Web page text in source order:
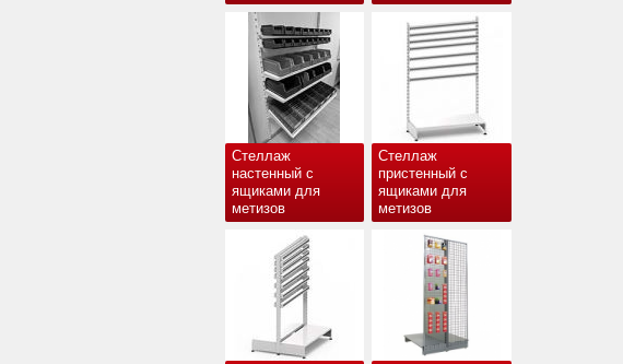
Стеллаж
настенный с
ящиками для
метизов
Стеллаж
пристенный с
ящиками для
метизов